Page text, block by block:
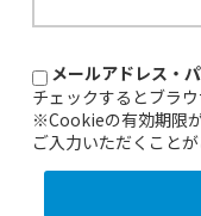
メールアドレス・
チェックするとブラ
※Cookieの有効期限
ご入力いただくことが